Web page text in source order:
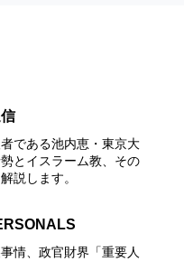
である池内恵・東京⼤
とイスラーム教、その
説します。
情、政官財界「重要人